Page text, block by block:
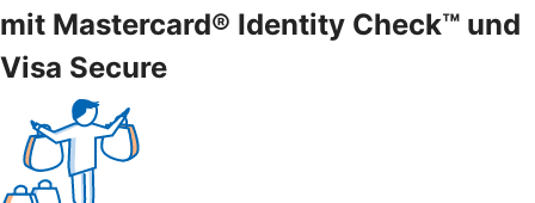
mit Mastercard® Identity Check™ und
Visa Secure